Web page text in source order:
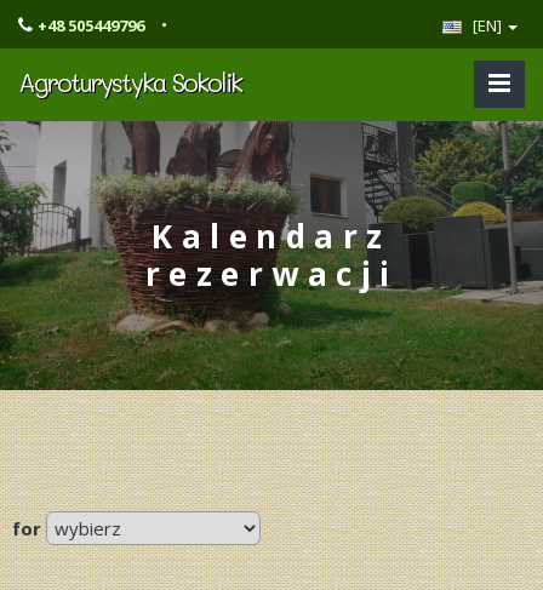
+48 505449796 • [EN]
Agroturystyka Sokolik
Kalendarz
rezerwacji
for